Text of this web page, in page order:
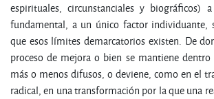
espirituales, circunstanciales y biográficos)
fundamental, a un único factor individuante,
que esos límites demarcatorios existen. De
proceso de mejora o bien se mantiene dentro
más o menos difusos, o deviene, como en el
radical, en una transformación por la que una